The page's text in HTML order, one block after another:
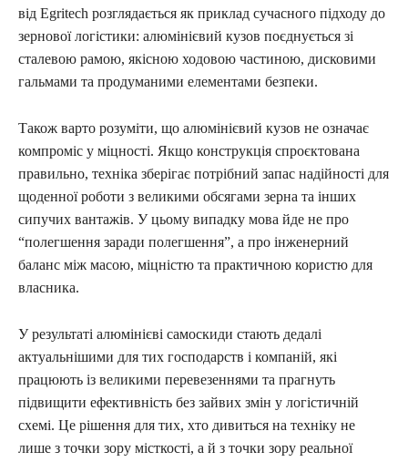
від Egritech розглядається як приклад сучасного підходу до
зернової логістики: алюмінієвий кузов поєднується зі
сталевою рамою, якісною ходовою частиною, дисковими
гальмами та продуманими елементами безпеки.
Також варто розуміти, що алюмінієвий кузов не означає
компроміс у міцності. Якщо конструкція спроєктована
правильно, техніка зберігає потрібний запас надійності для
щоденної роботи з великими обсягами зерна та інших
сипучих вантажів. У цьому випадку мова йде не про
“полегшення заради полегшення”, а про інженерний
баланс між масою, міцністю та практичною користю для
власника.
У результаті алюмінієві самоскиди стають дедалі
актуальнішими для тих господарств і компаній, які
працюють із великими перевезеннями та прагнуть
підвищити ефективність без зайвих змін у логістичній
схемі. Це рішення для тих, хто дивиться на техніку не
лише з точки зору місткості, а й з точки зору реальної